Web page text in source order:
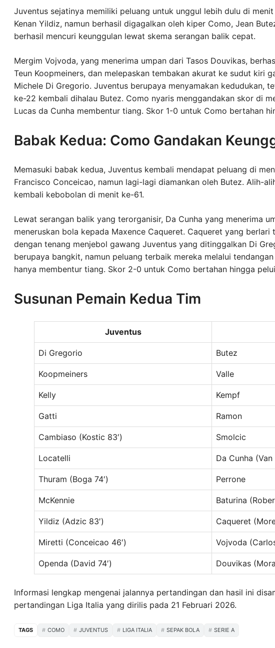
Juventus sejatinya memiliki peluang untuk unggul lebih dulu di
Kenan Yildiz, namun berhasil digagalkan oleh kiper Como, Jean
berhasil mencuri keunggulan lewat skema serangan balik cepat.
Mergim Vojvoda, yang menerima umpan dari Tasos Douvikas,
Teun Koopmeiners, dan melepaskan tembakan akurat ke sudut kiri
Michele Di Gregorio. Juventus berupaya menyamakan kedudukan,
ke-22 kembali dihalau Butez. Como nyaris menggandakan skor di
Lucas da Cunha membentur tiang. Skor 1-0 untuk Como bertahan
Babak Kedua: Como Gandakan
Memasuki babak kedua, Juventus kembali mendapat peluang di
Francisco Conceicao, namun lagi-lagi diamankan oleh Butez. Alih-
kembali kebobolan di menit ke-61.
Lewat serangan balik yang terorganisir, Da Cunha yang menerima
meneruskan bola kepada Maxence Caqueret. Caqueret yang
dengan tenang menjebol gawang Juventus yang ditinggalkan Di
berupaya bangkit, namun peluang terbaik mereka melalui
hanya membentur tiang. Skor 2-0 untuk Como bertahan hingga
Susunan Pemain Kedua Tim
Juventus
Di Gregorio Butez
Koopmeiners Valle
Kelly Kempf
Gatti Ramon
Cambiaso (Kostic 83′) Smolcic
Locatelli Da Cunha
Thuram (Boga 74′) Perrone
McKennie Baturina
Yildiz (Adzic 83′) Caqueret
Miretti (Conceicao 46′) Vojvoda
Openda (David 74′) Douvikas
Informasi lengkap mengenai jalannya pertandingan dan hasil ini
pertandingan Liga Italia yang dirilis pada 21 Februari 2026.
TAGS COMO JUVENTUS LIGA ITALIA SEPAK BOLA SERIE A